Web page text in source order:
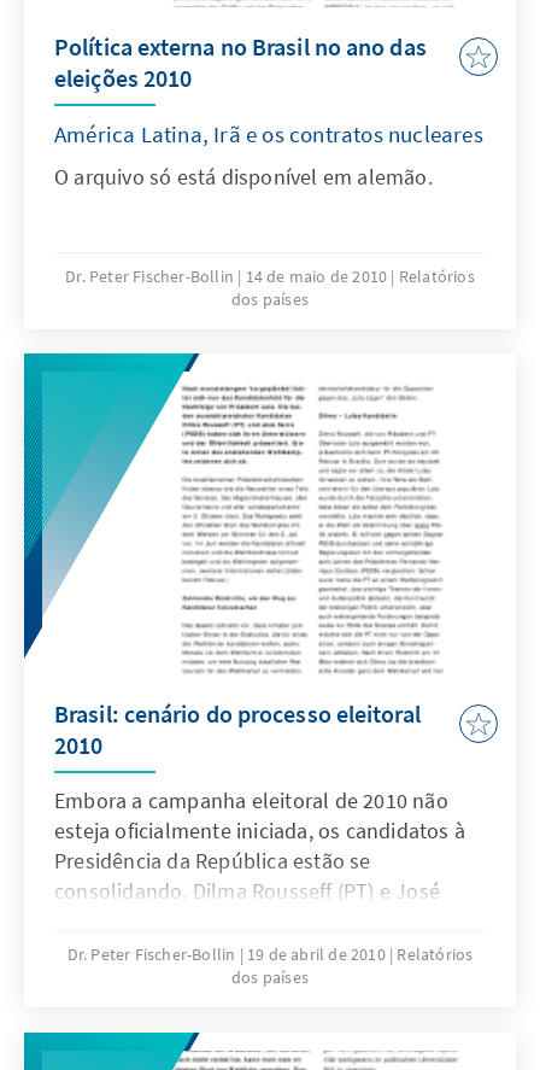
Política externa no Brasil no ano das
eleições 2010
América Latina, Irã e os contratos nucleares
O arquivo só está disponível em alemão.
Dr. Peter Fischer-Bollin 14 de maio de 2010
Relatórios
dos países
Brasil: cenário do processo eleitoral
2010
Embora a campanha eleitoral de 2010 não
esteja oficialmente iniciada, os candidatos à
Presidência da República estão se
consolidando. Dilma Rousseff (PT) e José
chance de sucessão do Presidente Lula. O
arquivo está disponível em alemão.
Dr. Peter Fischer-Bollin 19 de abril de 2010 Relatórios
dos países